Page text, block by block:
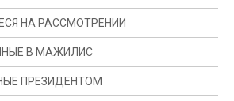
НА РАССМОТРЕНИИ
В МАЖИЛИС
ПРЕЗИДЕНТОМ